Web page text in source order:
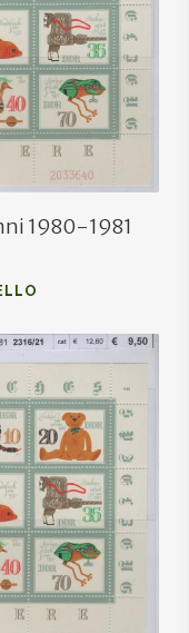
1980-1981